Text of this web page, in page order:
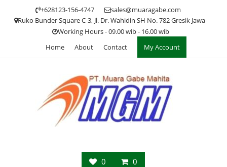
+628123-156-4747
sales@muaragabe.com
Ruko Bunder Square C-3, Jl. Dr. Wahidin SH No. 782 Gresik Jawa-
Working Hours - 09.00 wib - 16.00 wib
Home
About Contact My Account
0 0